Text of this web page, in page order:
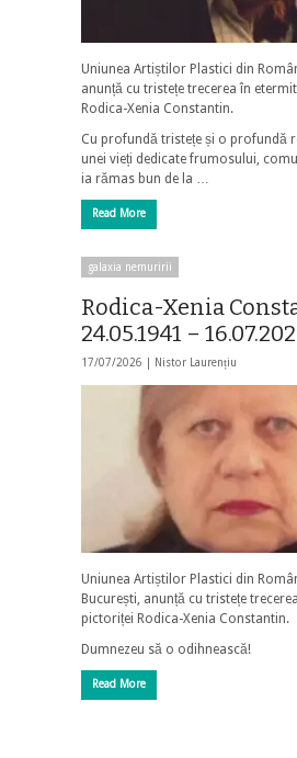
Uniunea Artiștilor Plastici din
anunță cu tristețe trecerea în
Rodica-Xenia Constantin.
Cu profundă tristețe și o profundă
unei vieți dedicate frumosului,
ia rămas bun de la …
Read More
galaxia nemuririi
Rodica-Xenia
24.05.1941 –
17/07/2026 | Nistor Laurențiu
Uniunea Artiștilor Plastici din
București, anunță cu tristețe
pictoriței Rodica-Xenia Constantin.
Dumnezeu să o odihnească!
Read More